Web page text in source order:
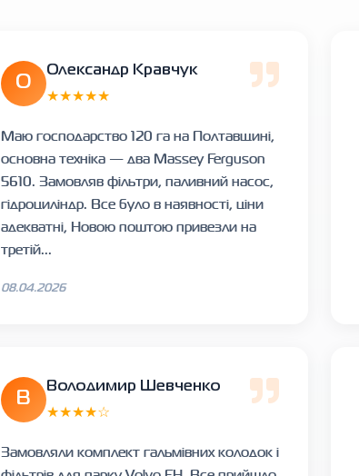
О
Олександр Кравчук
★★★★★
Маю господарство 120 га на Полтавщині,
основна техніка — два Massey Ferguson
5610. Замовляв фільтри, паливний насос,
гідроциліндр. Все було в наявності, ціни
адекватні, Новою поштою привезли на
третій...
08.04.2026
В
Володимир Шевченко
★★★★☆
Замовляли комплект гальмівних колодок і